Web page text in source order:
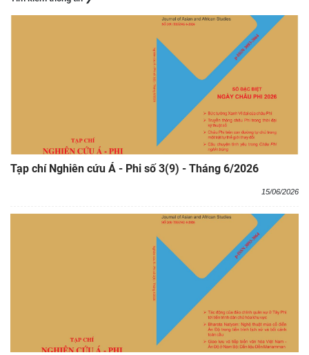
Tạp chí Nghiên cứu Á - Phi số 3(9) - Tháng 6/2026
15/06/2026